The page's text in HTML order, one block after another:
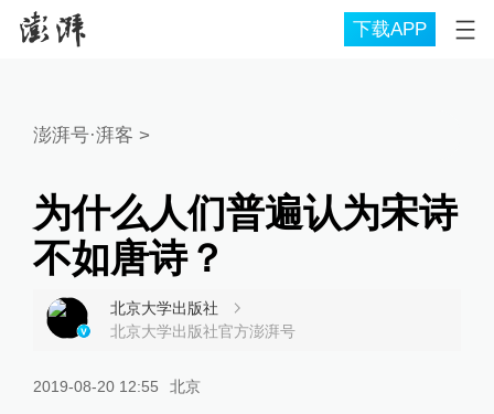
下载APP
澎湃号·湃客 >
为什么人们普遍认为宋诗
不如唐诗？
北京大学出版社
北京大学出版社官方澎湃号
2019-08-20 12:55 北京